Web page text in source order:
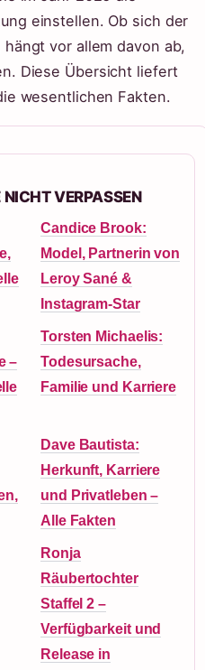
einstellen. Ob sich der
vor allem davon ab,
Diese Übersicht liefert
wesentlichen Fakten.
NICHT VERPASSEN
Candice Brook:
Model, Partnerin von
Leroy Sané &
Instagram-Star
–
Torsten Michaelis:
Todesursache,
Familie und Karriere
Dave Bautista:
Herkunft, Karriere
und Privatleben –
Alle Fakten
Ronja
Räubertochter
Staffel 2 –
Verfügbarkeit und
Release in